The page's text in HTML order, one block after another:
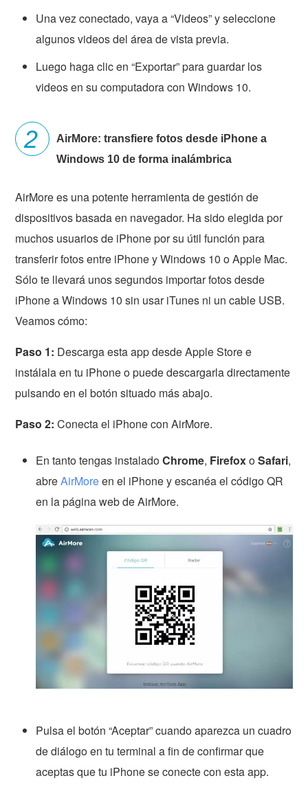
Una vez conectado, vaya a “Videos” y seleccione
algunos videos del área de vista previa.
Luego haga clic en “Exportar” para guardar los
videos en su computadora con Windows 10.
AirMore: transfiere fotos desde iPhone a
Windows 10 de forma inalámbrica
AirMore es una potente herramienta de gestión de
dispositivos basada en navegador. Ha sido elegida por
muchos usuarios de iPhone por su útil función para
transferir fotos entre iPhone y Windows 10 o Apple Mac.
Sólo te llevará unos segundos importar fotos desde
iPhone a Windows 10 sin usar iTunes ni un cable USB.
Veamos cómo:
Paso 1: Descarga esta app desde Apple Store e
instálala en tu iPhone o puede descargarla directamente
pulsando en el botón situado más abajo.
Paso 2: Conecta el iPhone con AirMore.
En tanto tengas instaladoChrome, FirefoxoSafari,
abreAirMoreen el iPhone y escanéa el código QR
en la página web de AirMore.
Pulsa el botón “Aceptar” cuando aparezca un cuadro
de diálogo en tu terminal a fin de confirmar que
aceptas que tu iPhone se conecte con esta app.